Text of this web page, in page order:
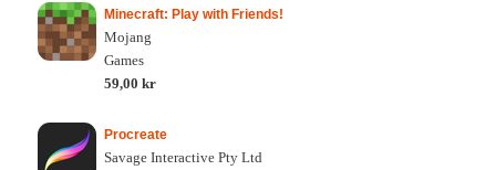
Minecraft: Play with Friends!
Mojang
Games
59,00 kr
Procreate
Savage Interactive Pty Ltd